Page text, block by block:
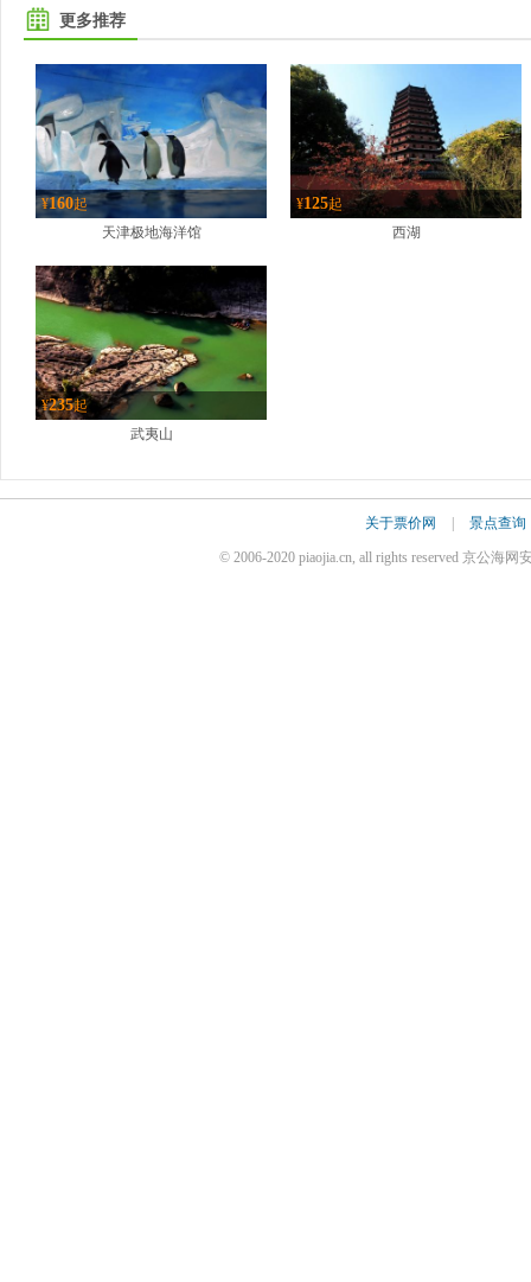
更多推荐
¥160起
天津极地海洋馆
¥125起
西湖
¥235起
武夷山
关于票价网 景点查询
© 2006-2020 piaojia.cn, all rights reserved 京公海网